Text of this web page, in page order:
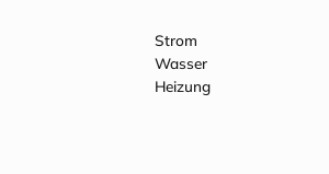
Strom
Wasser
Heizung